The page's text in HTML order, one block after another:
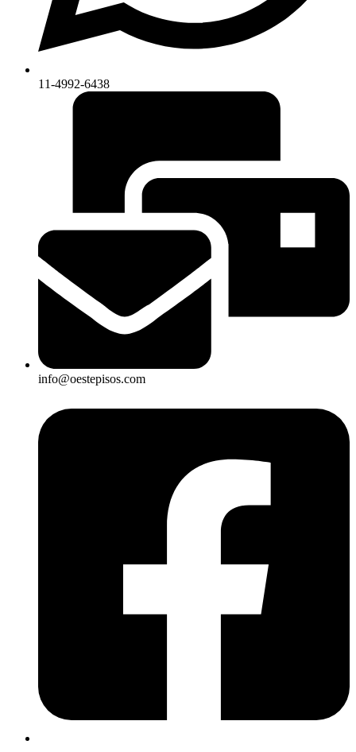
11-4992-6438
info@oestepisos.com